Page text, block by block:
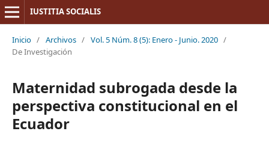
IUSTITIA SOCIALIS
Inicio / Archivos / Vol. 5 Núm. 8 (5): Enero - Junio. 2020 /
De Investigación
Maternidad subrogada desde la
perspectiva constitucional en el
Ecuador